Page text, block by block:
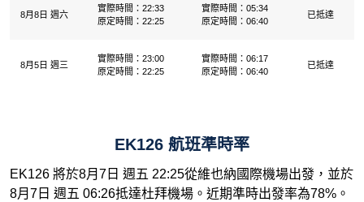
8月8日 週六
實際時間：22:33
原定時間：22:25
實際時間：05:34
原定時間：06:40
已抵達
8月5日 週三
實際時間：23:00
原定時間：22:25
實際時間：06:17
原定時間：06:40
已抵達
EK126 航班準時率
EK126 將於8月7日 週五 22:25從維也納國際機場出發，並於
8月7日 週五 06:26抵達杜拜機場。近期準時出發率為78%。